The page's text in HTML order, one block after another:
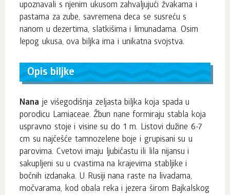
upoznavali s njenim ukusom zahvaljujući žvakama i
pastama za zube, savremena deca se susreću s
nanom u dezertima, slatkišima i limunadama. Osim
lepog ukusa, ova biljka ima i unikatna svojstva.
Opis biljke
Nana je višegodišnja zeljasta biljka koja spada u
porodicu Lamiaceae. Žbun nane formiraju stabla koja
uspravno stoje i visine su do 1 m. Listovi dužine 6-7
cm su najčešće tamnozelene boje i grupisani su u
parovima. Cvetovi imaju ljubičastu ili lila nijansu i
sakupljeni su u cvastima na krajevima stabljike i
bočnih izdanaka. U Rusiji nana raste na livadama,
močvarama, kod obala reka i jezera širom Bajkalskog